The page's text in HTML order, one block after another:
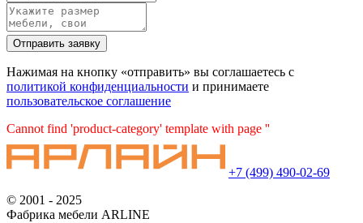
Нажимая на кнопку «отправить» вы соглашаетесь с
политикой конфиденциальности и принимаете
пользовательское соглашение
Cannot find 'product-category' template with page ''
+7 (499) 490-02-69
© 2001 - 2025
Фабрика мебели ARLINE